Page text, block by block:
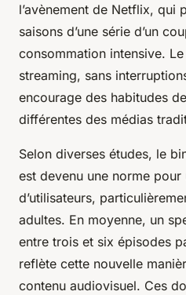
l’avènement de Netflix, qui
saisons d’une série d’un
consommation intensive.
streaming, sans
encourage des habitudes
différentes des médias
Selon diverses études, le
est devenu une norme pour
d’utilisateurs,
adultes. En moyenne, un
entre trois et six épisodes
reflète cette nouvelle
contenu audiovisuel. Ces